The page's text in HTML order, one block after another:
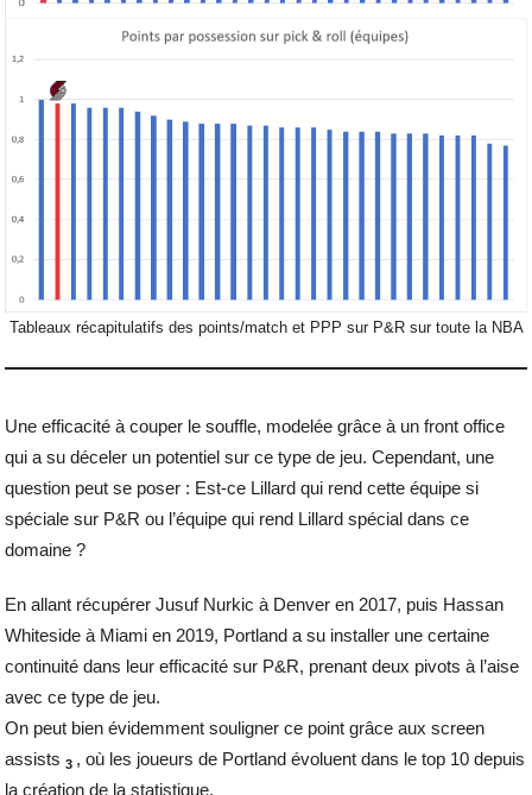
Tableaux récapitulatifs des points/match et PPP sur P&R sur toute la NBA
Une efficacité à couper le souffle, modelée grâce à un front office
qui a su déceler un potentiel sur ce type de jeu. Cependant, une
question peut se poser : Est-ce Lillard qui rend cette équipe si
spéciale sur P&R ou l’équipe qui rend Lillard spécial dans ce
domaine ?
En allant récupérer Jusuf Nurkic à Denver en 2017, puis Hassan
Whiteside à Miami en 2019, Portland a su installer une certaine
continuité dans leur efficacité sur P&R, prenant deux pivots à l’aise
avec ce type de jeu.
On peut bien évidemment souligner ce point grâce aux screen
assists3 , où les joueurs de Portland évoluent dans le top 10 depuis
la création de la statistique.